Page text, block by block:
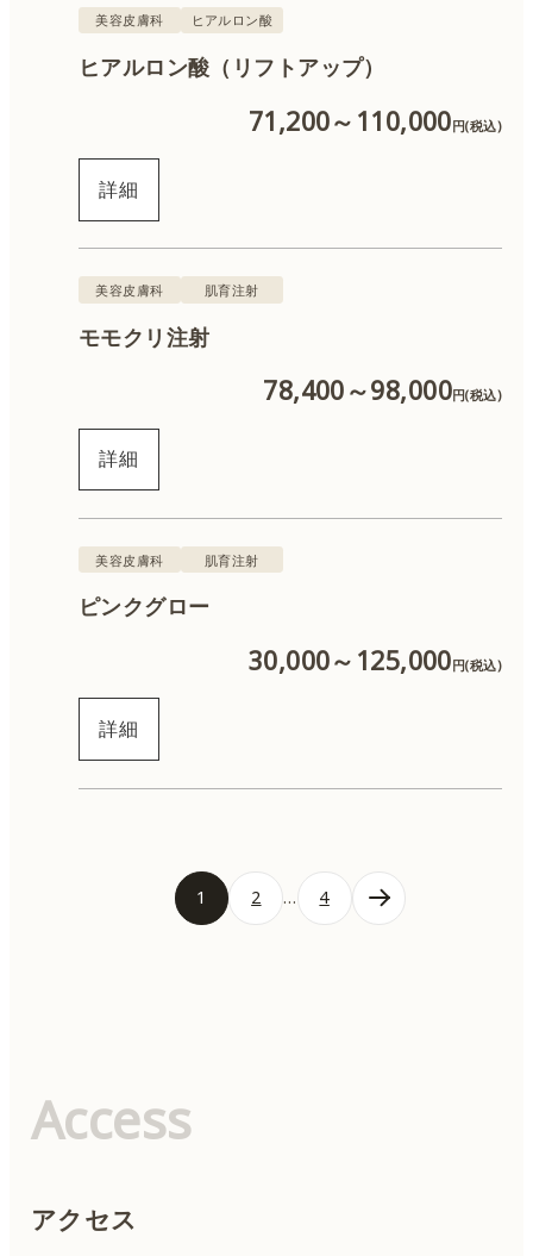
美容皮膚科 ヒアルロン酸
ヒアルロン酸（リフトアップ）
71,200～110,000円(税込)
詳細
美容皮膚科 肌育注射
モモクリ注射
78,400～98,000円(税込)
詳細
美容皮膚科 肌育注射
ピンクグロー
30,000～125,000円(税込)
詳細
1 2 … 4
Access
アクセス